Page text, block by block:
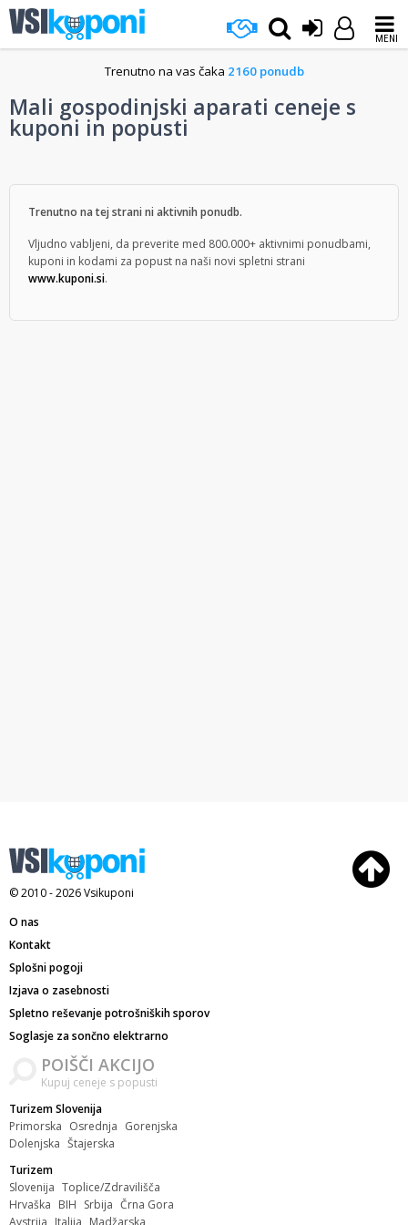
MENI
Trenutno na vas čaka 2160 ponudb
Mali gospodinjski aparati ceneje s
kuponi in popusti
Trenutno na tej strani ni aktivnih ponudb.
Vljudno vabljeni, da preverite med 800.000+ aktivnimi ponudbami,
kuponi in kodami za popust na naši novi spletni strani
www.kuponi.si.
© 2010 - 2026Vsikuponi
O nas
Kontakt
Splošni pogoji
Izjava o zasebnosti
Spletno reševanje potrošniških sporov
Soglasje za sončno elektrarno
POIŠČI AKCIJO
Kupuj ceneje s popusti
Turizem Slovenija
Primorska Osrednja Gorenjska
Dolenjska Štajerska
Turizem
Slovenija Toplice/Zdravilišča
Hrvaška BIH Srbija Črna Gora
Avstrija Italija Madžarska